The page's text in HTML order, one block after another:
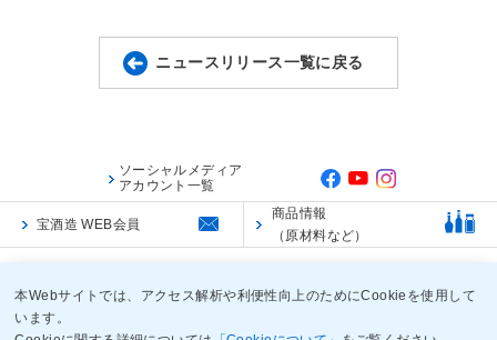
ニュースリリース一覧に戻る
ソーシャルメディア
アカウント一覧
宝酒造 WEB会員
商品情報
（原材料など）
本Webサイトでは、アクセス解析や利便性向上のためにCookieを使用して
います。